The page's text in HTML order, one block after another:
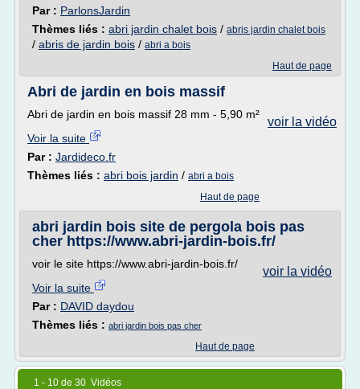
Par : ParlonsJardin
Thèmes liés : abri jardin chalet bois / abris jardin chalet bois
/ abris de jardin bois / abri a bois
Haut de page
Abri de jardin en bois massif
voir la vidéo
Abri de jardin en bois massif 28 mm - 5,90 m²
Voir la suite
Par : Jardideco.fr
Thèmes liés : abri bois jardin / abri a bois
Haut de page
abri jardin bois site de pergola bois pas
cher https://www.abri-jardin-bois.fr/
voir la vidéo
voir le site https://www.abri-jardin-bois.fr/
Voir la suite
Par : DAVID daydou
Thèmes liés : abri jardin bois pas cher
Haut de page
1 - 10 de 30 Vidéos